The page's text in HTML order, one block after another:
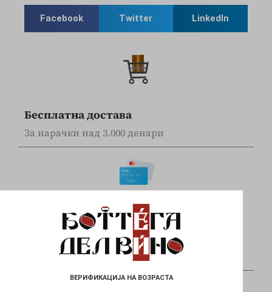
Facebook Twitter LinkedIn
Бесплатна достава
За нарачки над 3.000 денари
Online наплата
Плаќајте сигурно и безбедно со вашите Visa
и Mastercard
ВЕРИФИКАЦИЈА НА ВОЗРАСТА